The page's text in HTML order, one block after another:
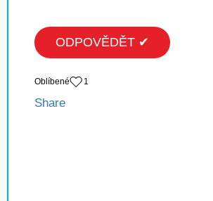
ODPOVĚDĚT ✔
Oblíbené 1
Share